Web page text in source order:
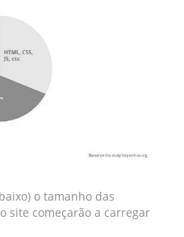
o tamanho das
site começarão a carregar